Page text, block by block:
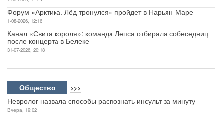
Форум «Арктика. Лёд тронулся» пройдет в Нарьян-Маре
1-08-2026, 12:16
Канал «Свита короля»: команда Лепса отбирала собеседниц
после концерта в Белеке
31-07-2026, 20:18
Общество >>>
Невролог назвала способы распознать инсульт за минуту
Вчера, 19:02